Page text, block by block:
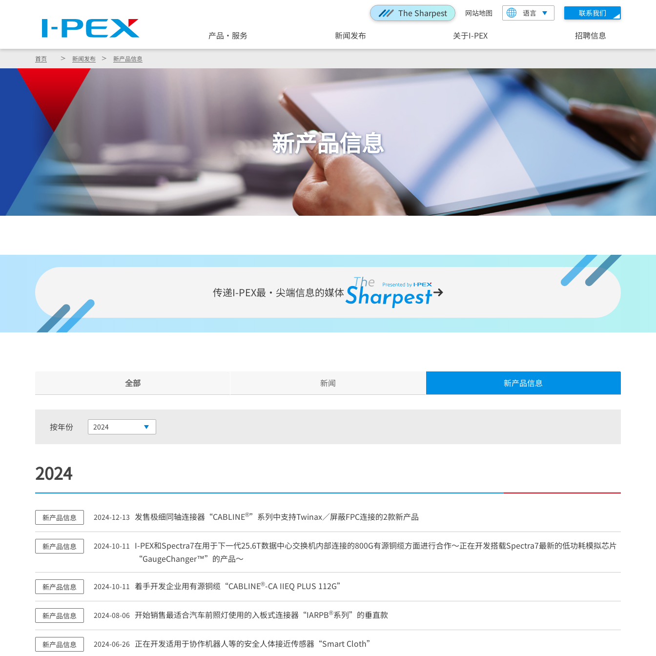
The Sharpest 网站地图 语言 联系我们
产品・服务 新闻发布 关于I-PEX 招聘信息
首页 新闻发布 新产品信息
新产品信息
传递I-PEX最・尖端信息的媒体
全部 新闻 新产品信息
按年份 2024
2024
新产品信息 2024-12-13 发售极细同轴连接器“CABLINE®”系列中支持Twinax／屏蔽FPC连接的2款新产品
新产品信息 2024-10-11 I-PEX和Spectra7在用于下一代25.6T数据中心交换机内部连接的800G有源铜缆方面进行合作～正在开发搭载Spectra7最新的低功耗模拟芯片
“GaugeChanger™”的产品～
新产品信息 2024-10-11 着手开发企业用有源铜缆“CABLINE®-CA IIEQ PLUS 112G”
新产品信息 2024-08-06 开始销售最适合汽车前照灯使用的入板式连接器“IARPB®系列”的垂直款
新产品信息 2024-06-26 正在开发适用于协作机器人等的安全人体接近传感器“Smart Cloth”